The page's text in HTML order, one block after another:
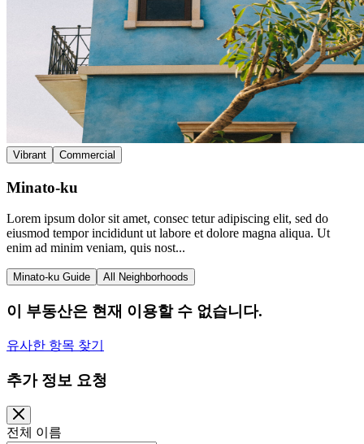
Vibrant Commercial
Minato-ku
Lorem ipsum dolor sit amet, consec tetur adipiscing elit, sed do
eiusmod tempor incididunt ut labore et dolore magna aliqua. Ut
enim ad minim veniam, quis nost...
Minato-ku Guide All Neighborhoods
이 부동산은 현재 이용할 수 없습니다.
유사한 항목 찾기
추가 정보 요청
전체 이름